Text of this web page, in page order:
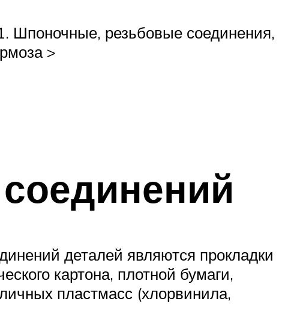
Шпоночные, резьбовые соединения,
>
деталей являются прокладки
картона, плотной бумаги,
пластмасс (хлорвинила,